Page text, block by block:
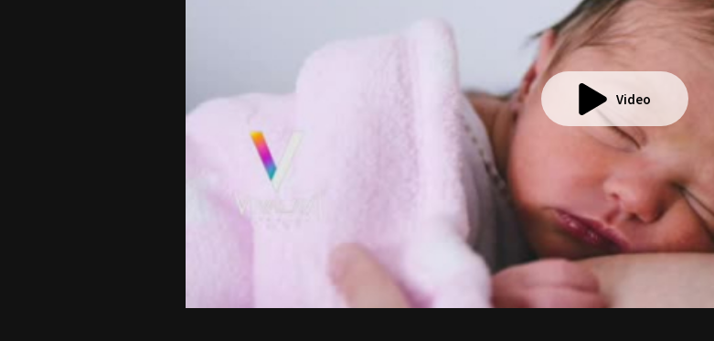
Video